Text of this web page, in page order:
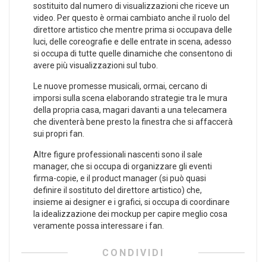
sostituito dal numero di visualizzazioni che riceve un
video. Per questo è ormai cambiato anche il ruolo del
direttore artistico che mentre prima si occupava delle
luci, delle coreografie e delle entrate in scena, adesso
si occupa di tutte quelle dinamiche che consentono di
avere più visualizzazioni sul tubo.
Le nuove promesse musicali, ormai, cercano di
imporsi sulla scena elaborando strategie tra le mura
della propria casa, magari davanti a una telecamera
che diventerà bene presto la finestra che si affaccerà
sui propri fan.
Altre figure professionali nascenti sono il sale
manager, che si occupa di organizzare gli eventi
firma-copie, e il product manager (si può quasi
definire il sostituto del direttore artistico) che,
insieme ai designer e i grafici, si occupa di coordinare
la idealizzazione dei mockup per capire meglio cosa
veramente possa interessare i fan.
CONDIVIDI